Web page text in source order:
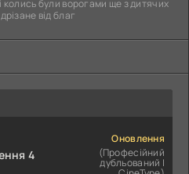
колись були ворогами ще з дитячих
від благ
4
Оновлення
(Професійний
дубльований |